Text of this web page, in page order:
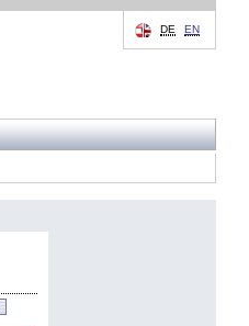
DE EN